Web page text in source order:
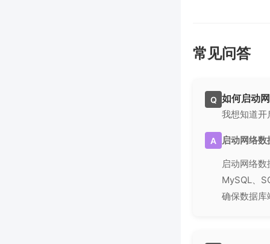
常见问答
Q 如何启动
我想知道开
A 启动网络
启动网络
MySQL、
确保数据库